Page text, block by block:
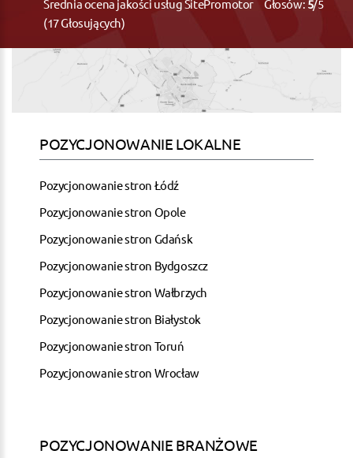
Średnia ocena jakości usług SitePromotor Głosów: 5/5
(17 Głosujących)
POZYCJONOWANIE LOKALNE
Pozycjonowanie stron Łódź
Pozycjonowanie stron Opole
Pozycjonowanie stron Gdańsk
Pozycjonowanie stron Bydgoszcz
Pozycjonowanie stron Wałbrzych
Pozycjonowanie stron Białystok
Pozycjonowanie stron Toruń
Pozycjonowanie stron Wrocław
POZYCJONOWANIE BRANŻOWE